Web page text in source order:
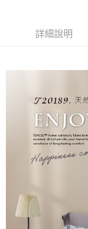
【「AFTEE先享後付
３．收到繳費通知簡
ATM／網路銀行／等
※ 請注意：結帳手續
購買商品的店家。未
後付繳納相關費用。
※ 交易是否成功請以
是否繳費成功／繳費
易，需依本服務之必
權轉讓予恩沛科技股份
２．關於個人資料處理
https://aftee.tw/terms/
免運費
付款後7-11取貨
每筆NT$60，滿
離島宅配
每筆NT$100，滿
詳細說明